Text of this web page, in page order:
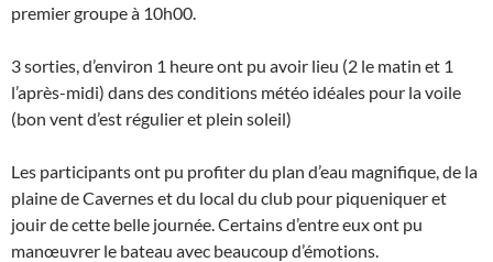
premier groupe à 10h00.
3 sorties, d’environ 1 heure ont pu avoir lieu (2 le matin et 1
l’après-midi) dans des conditions météo idéales pour la voile
(bon vent d’est régulier et plein soleil)
Les participants ont pu profiter du plan d’eau magnifique, de la
plaine de Cavernes et du local du club pour piqueniquer et
jouir de cette belle journée. Certains d’entre eux ont pu
manœuvrer le bateau avec beaucoup d’émotions.